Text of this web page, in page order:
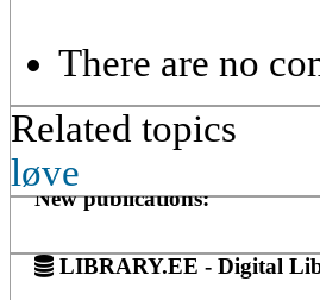
There are no
Related topics
løve
New publications:
LIBRARY.EE - Digital